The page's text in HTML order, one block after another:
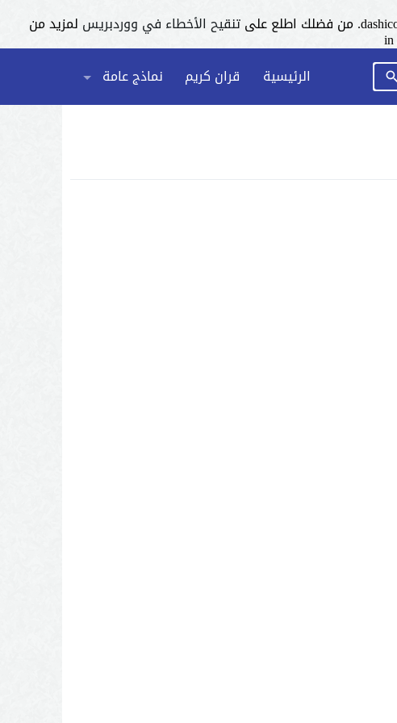
تنقيح الأخطاء في ووردبريس لمزيد من
الرئيسية
قران كريم نماذج عامة